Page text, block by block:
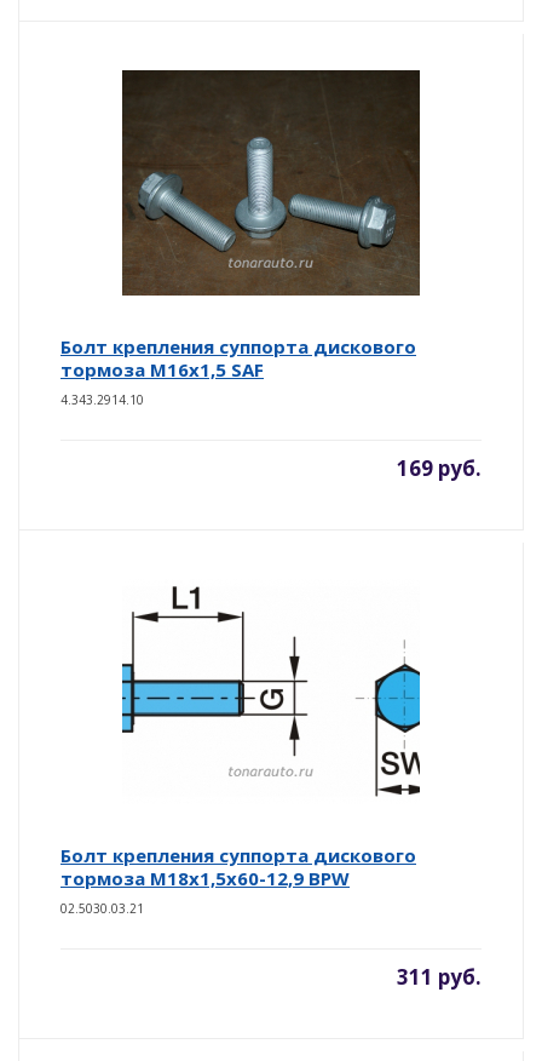
Болт крепления суппорта дискового
тормоза М16х1,5 SAF
4.343.2914.10
169 руб.
Болт крепления суппорта дискового
тормоза M18x1,5x60-12,9 BPW
02.5030.03.21
311 руб.